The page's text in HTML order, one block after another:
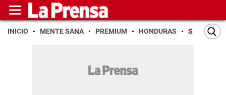
INICIO MENTE SANA PREMIUM HONDURAS SAN PEDRO